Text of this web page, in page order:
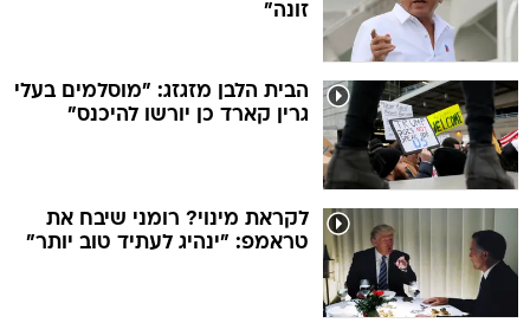
זונה"
הבית הלבן מזגזג: "מוסלמים בעלי
גרין קארד כן יורשו להיכנס"
לקראת מינוי? רומני שיבח את
טראמפ: "ינהיג לעתיד טוב יותר"